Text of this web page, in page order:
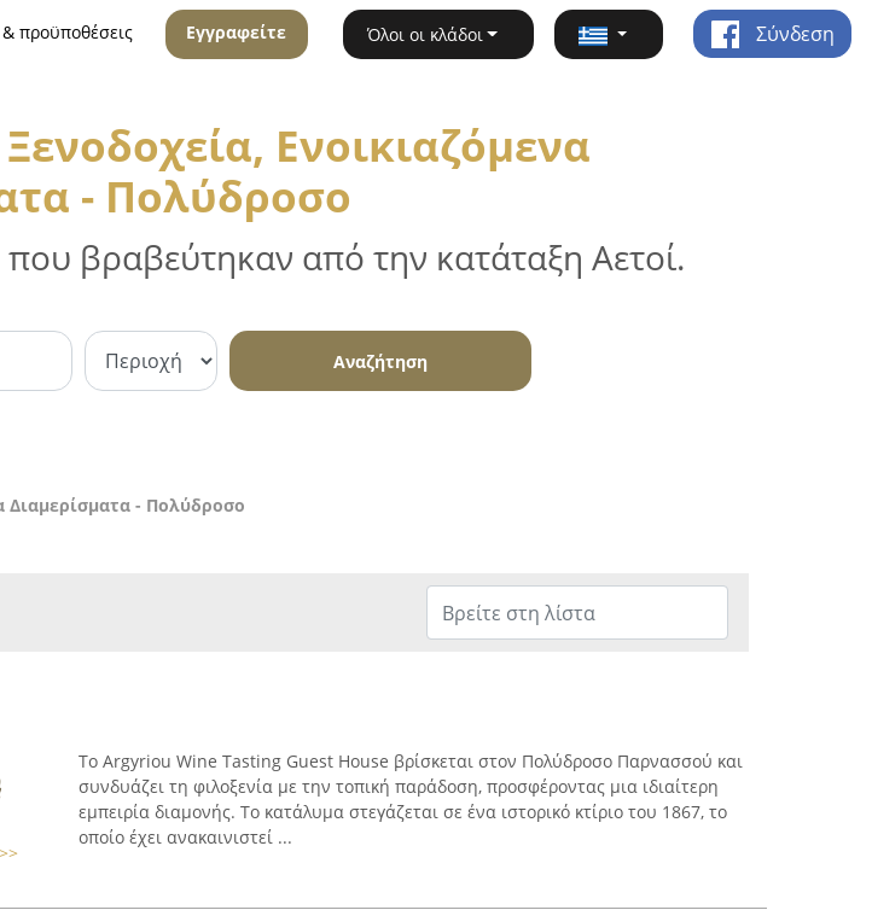
προϋποθέσεις Εγγραφείτε Όλοι οι κλάδοι Σύνδεση
Ενοικιαζόμενα
- Πολύδροσο
που βραβεύτηκαν από την κατάταξη Αετοί.
Αναζήτηση
Διαμερίσματα - Πολύδροσο
Το Argyriou Wine Tasting Guest House βρίσκεται στον Πολύδροσο Παρνασσού και
συνδυάζει τη φιλοξενία με την τοπική παράδοση, προσφέροντας μια ιδιαίτερη
εμπειρία διαμονής. Το κατάλυμα στεγάζεται σε ένα ιστορικό κτίριο του 1867, το
οποίο έχει ανακαινιστεί ...